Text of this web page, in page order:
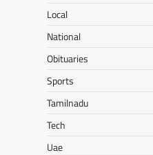
Local
National
Obituaries
Sports
Tamilnadu
Tech
Uae